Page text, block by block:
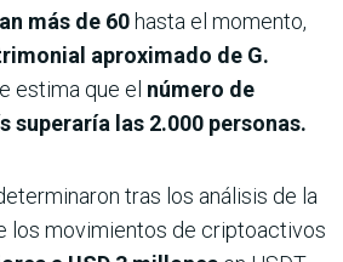
más de 60 hasta el momento,
aproximado de G.
estima que el número de
superaría las 2.000 personas.
tras los análisis de la
los movimientos de criptoactivos